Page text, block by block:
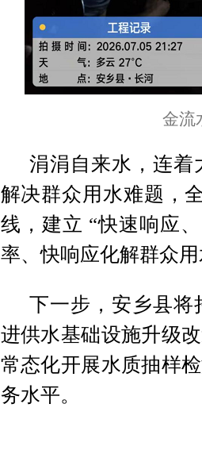
金流
涓涓自来水，连着
解决群众用水难题，
线，建立 “快速响应
率、快响应化解群众
下一步，安乡县将
进供水基础设施升级
常态化开展水质抽样
务水平。